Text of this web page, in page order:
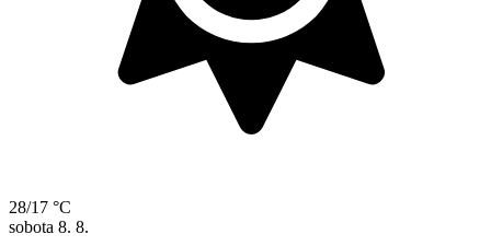
28/17 °C
sobota 8. 8.